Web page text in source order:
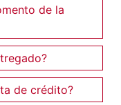
de la
de crédito?